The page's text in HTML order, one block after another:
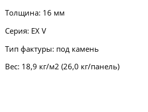
Толщина: 16 мм
Серия: EX V
Тип фактуры: под камень
Вес: 18,9 кг/м2 (26,0 кг/панель)